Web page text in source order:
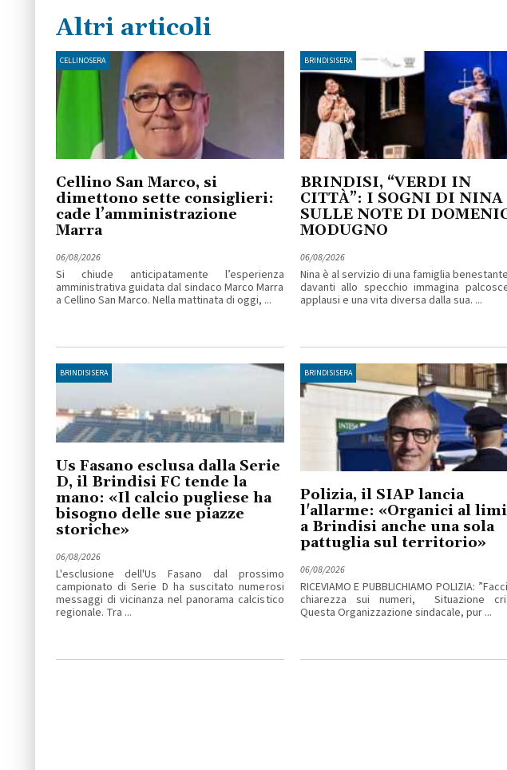
Altri articoli
CELLINOSERA
Cellino San Marco, si
dimettono sette consiglieri:
cade l’amministrazione
Marra
06/08/2026
Si chiude anticipatamente l’esperienza
amministrativa guidata dal sindaco Marco Marra
a Cellino San Marco. Nella mattinata di oggi, ...
BRINDISISERA
BRINDISI, “VERDI IN
CITTÀ”: I SOGNI DI NINA
SULLE NOTE DI
MODUGNO
06/08/2026
Nina è al servizio di una famiglia
davanti allo specchio immagina
applausi e una vita diversa dalla sua. ...
BRINDISISERA
Us Fasano esclusa dalla Serie
D, il Brindisi FC tende la
mano: «Il calcio pugliese ha
bisogno delle sue piazze
storiche»
06/08/2026
L'esclusione dell'Us Fasano dal prossimo
campionato di Serie D ha suscitato numerosi
messaggi di vicinanza nel panorama calcistico
regionale. Tra ...
BRINDISISERA
Polizia, il SIAP lancia
l'allarme: «Organici al
a Brindisi anche una sola
pattuglia sul territorio»
06/08/2026
RICEVIAMO E PUBBLICHIAMO POLIZIA:
chiarezza sui numeri, Situazione
Questa Organizzazione sindacale, pur ...